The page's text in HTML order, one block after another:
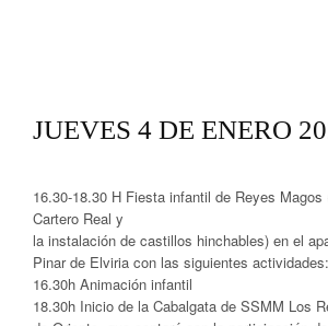
JUEVES 4 DE ENERO
16.30-18.30 H Fiesta infantil de Reyes
Cartero Real y
la instalación de castillos hinchables) en el
Pinar de Elviria con las siguientes actividades:
16.30h Animación infantil
18.30h Inicio de la Cabalgata de SSMM Los